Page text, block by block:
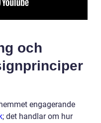
och
engagerande
; det handlar om hur